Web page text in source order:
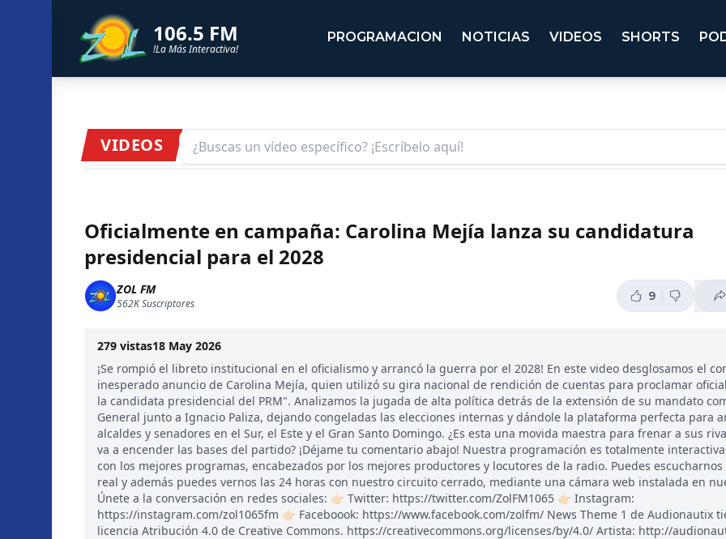
106.5 FM
!La Más Interactiva!
PROGRAMACION NOTICIAS VIDEOS SHORTS
VIDEOS
Oficialmente en campaña: Carolina Mejía lanza su candidatura
presidencial para el 2028
ZOL FM
562KSuscriptores
9
279 vistas18 May 2026
¡Se rompió el libreto institucional en el oficialismo y arrancó la guerra por el 2028! En este video desglosamos el
inesperado anuncio de Carolina Mejía, quien utilizó su gira nacional de rendición de cuentas para proclamar
la candidata presidencial del PRM". Analizamos la jugada de alta política detrás de la extensión de su mandato
General junto a Ignacio Paliza, dejando congeladas las elecciones internas y dándole la plataforma perfecta para
alcaldes y senadores en el Sur, el Este y el Gran Santo Domingo. ¿Es esta una movida maestra para frenar a sus
va a encender las bases del partido? ¡Déjame tu comentario abajo! Nuestra programación es totalmente
con los mejores programas, encabezados por los mejores productores y locutores de la radio. Puedes
real y además puedes vernos las 24 horas con nuestro circuito cerrado, mediante una cámara web instalada en
Únete a la conversación en redes sociales: 👉🏻 Twitter: https://twitter.com/ZolFM1065 👉🏻 Instagram:
https://instagram.com/zol1065fm 👉🏻 Faceboook: https://www.facebook.com/zolfm/ News Theme 1 de Audionautix
licencia Atribución 4.0 de Creative Commons. https://creativecommons.org/licenses/by/4.0/ Artista: http://